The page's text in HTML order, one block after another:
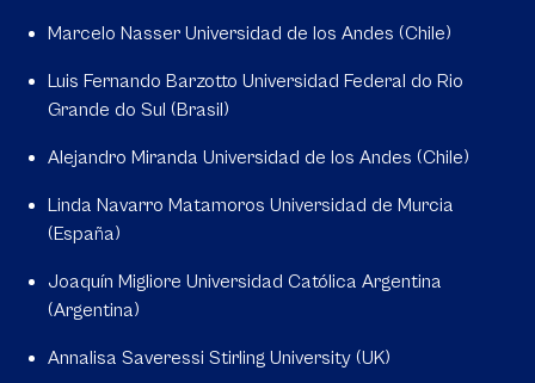
Marcelo Nasser Universidad de los Andes (Chile)
Luis Fernando Barzotto Universidad Federal do Rio
Grande do Sul (Brasil)
Alejandro Miranda Universidad de los Andes (Chile)
Linda Navarro Matamoros Universidad de Murcia
(España)
Joaquín Migliore Universidad Católica Argentina
(Argentina)
Annalisa Saveressi Stirling University (UK)